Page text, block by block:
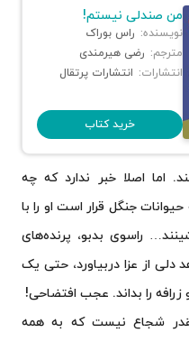
من صندلی نیستم!
نویسنده: راس بوراک
مترجم: رضی هیرمندی
انتشارات: انتشارات پرتقال
خرید کتاب
اصلا خبر ندارد که چه
جنگل قرار است او را با
راسوی بدبو، پرنده‌های
از عزا دربیاورد، حتی یک
را بداند. عجب افتضاحی!
شجاع نیست که به همه